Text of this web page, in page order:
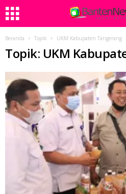
Beranda Topik UKM Kabupaten Tangerang
Topik: UKM